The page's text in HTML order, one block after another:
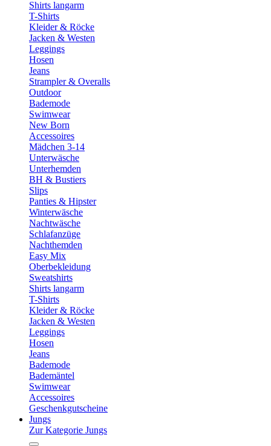
Shirts langarm
T-Shirts
Kleider & Röcke
Jacken & Westen
Leggings
Hosen
Jeans
Strampler & Overalls
Outdoor
Bademode
Swimwear
New Born
Accessoires
Mädchen 3-14
Unterwäsche
Unterhemden
BH & Bustiers
Slips
Panties & Hipster
Winterwäsche
Nachtwäsche
Schlafanzüge
Nachthemden
Easy Mix
Oberbekleidung
Sweatshirts
Shirts langarm
T-Shirts
Kleider & Röcke
Jacken & Westen
Leggings
Hosen
Jeans
Bademode
Bademäntel
Swimwear
Accessoires
Geschenkgutscheine
Jungs
Zur Kategorie Jungs